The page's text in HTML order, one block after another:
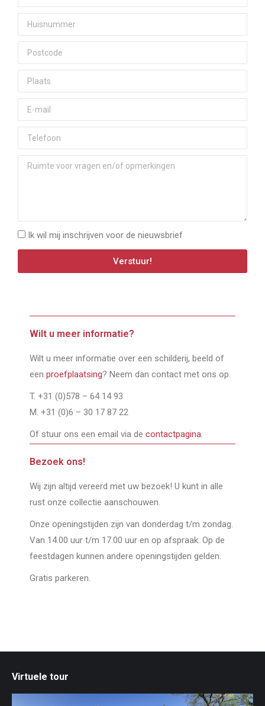
Ik wil mij inschrijven voor de nieuwsbrief
Verstuur!
Wilt u meer informatie?
Wilt u meer informatie over een schilderij, beeld of
een proefplaatsing? Neem dan contact met ons op.
T. +31 (0)578 – 64 14 93
M. +31 (0)6 – 30 17 87 22
Of stuur ons een email via de contactpagina.
Bezoek ons!
Wij zijn altijd vereerd met uw bezoek! U kunt in alle
rust onze collectie aanschouwen.
Onze openingstijden zijn van donderdag t/m zondag.
Van 14.00 uur t/m 17.00 uur en op afspraak. Op de
feestdagen kunnen andere openingstijden gelden.
Gratis parkeren.
Virtuele tour